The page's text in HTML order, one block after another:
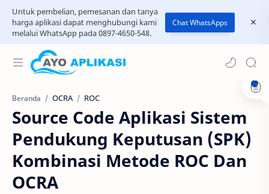
Untuk pembelian, pemesanan dan tanya
harga aplikasi dapat menghubungi kami
melalui WhatsApp pada 0897-4650-548.
Chat WhatsApps
Beranda OCRA ROC
Source Code Aplikasi Sistem
Pendukung Keputusan (SPK)
Kombinasi Metode ROC Dan
OCRA